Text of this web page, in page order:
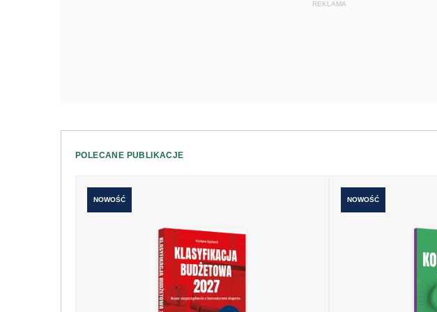
REKLAMA
POLECANE PUBLIKACJE
NOWOŚĆ NOWOŚĆ